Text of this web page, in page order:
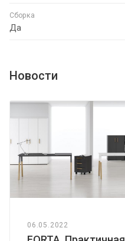
Сборка
Да
Новости
06.05.2022